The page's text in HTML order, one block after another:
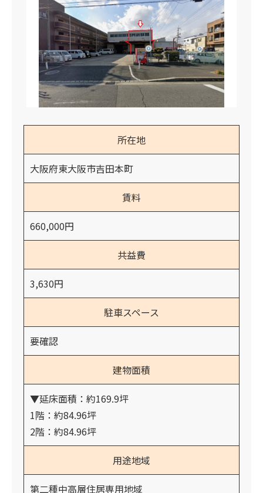
所在地
大阪府東大阪市吉田本町
賃料
660,000円
共益費
3,630円
駐車スペース
要確認
建物面積
▼延床面積：約169.9坪
1階：約84.96坪
2階：約84.96坪
用途地域
第二種中高層住居専用地域